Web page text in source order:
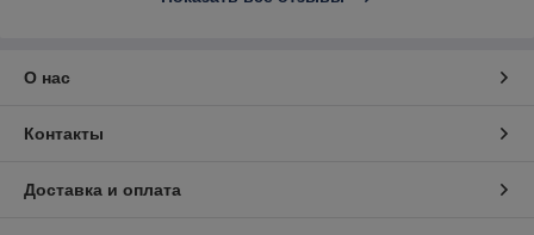
О нас
Контакты
Доставка и оплата